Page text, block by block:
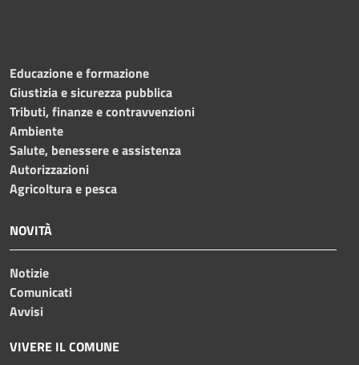
Educazione e formazione
Giustizia e sicurezza pubblica
Tributi, finanze e contravvenzioni
Ambiente
Salute, benessere e assistenza
Autorizzazioni
Agricoltura e pesca
NOVITÀ
Notizie
Comunicati
Avvisi
VIVERE IL COMUNE